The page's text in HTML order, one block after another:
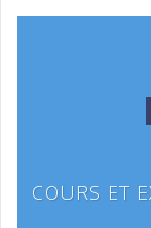
COURS ET